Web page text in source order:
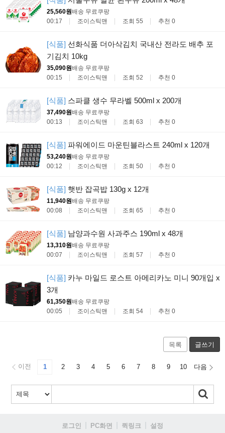
25,560원배송 무료 쿠팡
00:17
조이스틱맨 조회 55 추천 0
[식품] 선화식품 더아삭김치 국내산 전라도 배추 포
기김치 10kg
35,090원배송 무료 쿠팡
00:15
조이스틱맨 조회 52 추천 0
[식품] 스파클 생수 무라벨 500ml x 200개
37,490원배송 무료 쿠팡
00:13
조이스틱맨 조회 63 추천 0
[식품] 파워에이드 마운틴블라스트 240ml x 120개
53,240원배송 무료 쿠팡
00:12
조이스틱맨 조회 50 추천 0
[식품] 햇반 잡곡밥 130g x 12개
11,940원배송 무료 쿠팡
00:08
조이스틱맨 조회 65 추천 0
[식품] 남양과수원 사과주스 190ml x 48개
13,310원배송 무료 쿠팡
00:07
조이스틱맨 조회 57 추천 0
[식품] 카누 마일드 로스트 아메리카노 미니 90개입 x
3개
61,350원배송 무료 쿠팡
00:05
조이스틱맨 조회 54 추천 0
목록 글쓰기
이전 1 2 3 4 5 6 7 8 9 10 다음
로그인 PC화면 퀵링크 설정